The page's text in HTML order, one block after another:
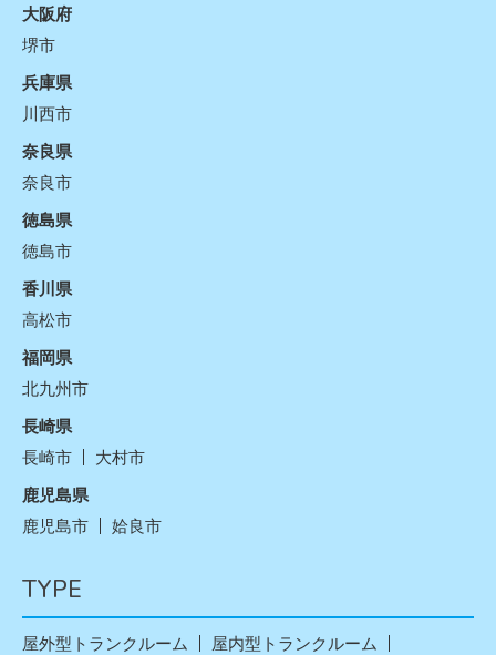
閉じる
閉じる
閉じる
閉じる
大阪府
堺市
兵庫県
川西市
奈良県
奈良市
徳島県
徳島市
香川県
高松市
福岡県
北九州市
長崎県
長崎市
大村市
鹿児島県
鹿児島市
姶良市
TYPE
屋外型トランクルーム
屋内型トランクルーム